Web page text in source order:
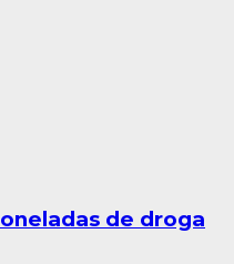
de droga